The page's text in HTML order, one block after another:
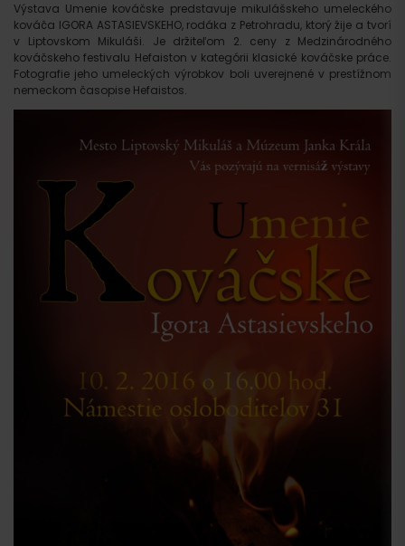
Výstava Umenie kováčske predstavuje mikulášskeho umeleckého
kováča IGORA ASTASIEVSKEHO, rodáka z Petrohradu, ktorý žije a tvorí
v Liptovskom Mikuláši. Je držiteľom 2. ceny z Medzinárodného
kováčskeho festivalu Hefaiston v kategórii klasické kováčske práce.
Fotografie jeho umeleckých výrobkov boli uverejnené v prestížnom
nemeckom časopise Hefaistos.